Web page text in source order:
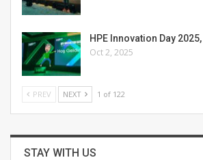
HPE Innovation Day 2025,
Oct 2, 2025
PREV NEXT 1 of 122
STAY WITH US